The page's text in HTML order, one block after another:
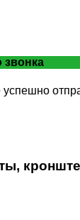
звонка